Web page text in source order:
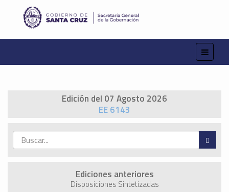
Edición del 07 Agosto 2026
EE 6143
Ediciones anteriores
Disposiciones Sintetizadas